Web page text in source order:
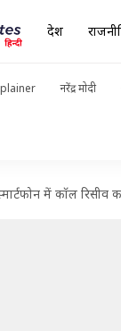
देश
नरेंद्र मोदी
में कॉल